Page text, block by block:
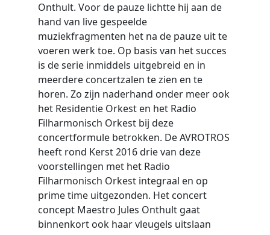
Onthult. Voor de pauze lichtte hij aan de
hand van live gespeelde
muziekfragmenten het na de pauze uit te
voeren werk toe. Op basis van het succes
is de serie inmiddels uitgebreid en in
meerdere concertzalen te zien en te
horen. Zo zijn naderhand onder meer ook
het Residentie Orkest en het Radio
Filharmonisch Orkest bij deze
concertformule betrokken. De AVROTROS
heeft rond Kerst 2016 drie van deze
voorstellingen met het Radio
Filharmonisch Orkest integraal en op
prime time uitgezonden. Het concert
concept Maestro Jules Onthult gaat
binnenkort ook haar vleugels uitslaan